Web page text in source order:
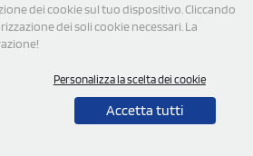
dei cookie sul tuo dispositivo. Cliccando
dei soli cookie necessari. La
Personalizza la scelta dei cookie
Accetta tutti